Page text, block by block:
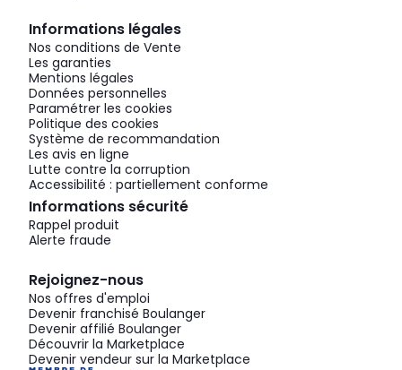
Informations légales
Nos conditions de Vente
Les garanties
Mentions légales
Données personnelles
Paramétrer les cookies
Politique des cookies
Système de recommandation
Les avis en ligne
Lutte contre la corruption
Accessibilité : partiellement conforme
Informations sécurité
Rappel produit
Alerte fraude
Rejoignez-nous
Nos offres d'emploi
Devenir franchisé Boulanger
Devenir affilié Boulanger
Découvrir la Marketplace
Devenir vendeur sur la Marketplace